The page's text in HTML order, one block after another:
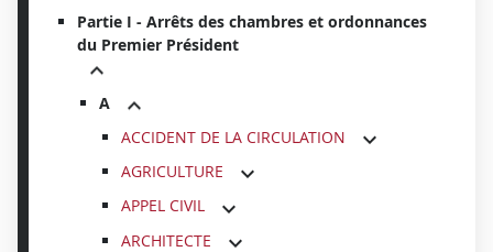
Partie I - Arrêts des chambres et ordonnances
du Premier Président
A
ACCIDENT DE LA CIRCULATION
AGRICULTURE
APPEL CIVIL
ARCHITECTE